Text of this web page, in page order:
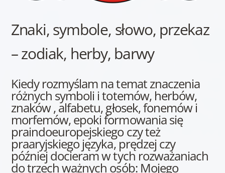
Znaki, symbole, słowo, przekaz
– zodiak, herby, barwy
Kiedy rozmyślam na temat znaczenia
różnych symboli i totemów, herbów,
znaków , alfabetu, głosek, fonemów i
morfemów, epoki formowania się
praindoeuropejskiego czy też
praaryjskiego języka, prędzej czy
później docieram w tych rozważaniach
do trzech ważnych osób: Mojego